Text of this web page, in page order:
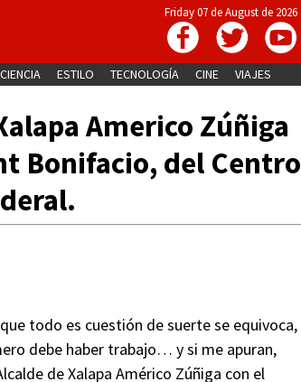
Friday 07 de August de 2026
CIENCIA ESTILO TECNOLOGÍA CINE VIAJES
Americo Zúñiga
Bonifacio, del Centro
todo es cuestión de suerte se equivoca,
debe haber trabajo… y si me apuran,
de Xalapa Américo Zúñiga con el